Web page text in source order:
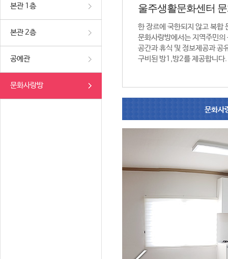
본관 1층
본관 2층
공예관
문화사랑방
울주생활문화센터
한 장르에 국한되지 않고 복합
문화사랑방에서는 지역주민
공간과 휴식 및 정보제공과 공
구비된 방1,방2를 제공합니다.
문화사